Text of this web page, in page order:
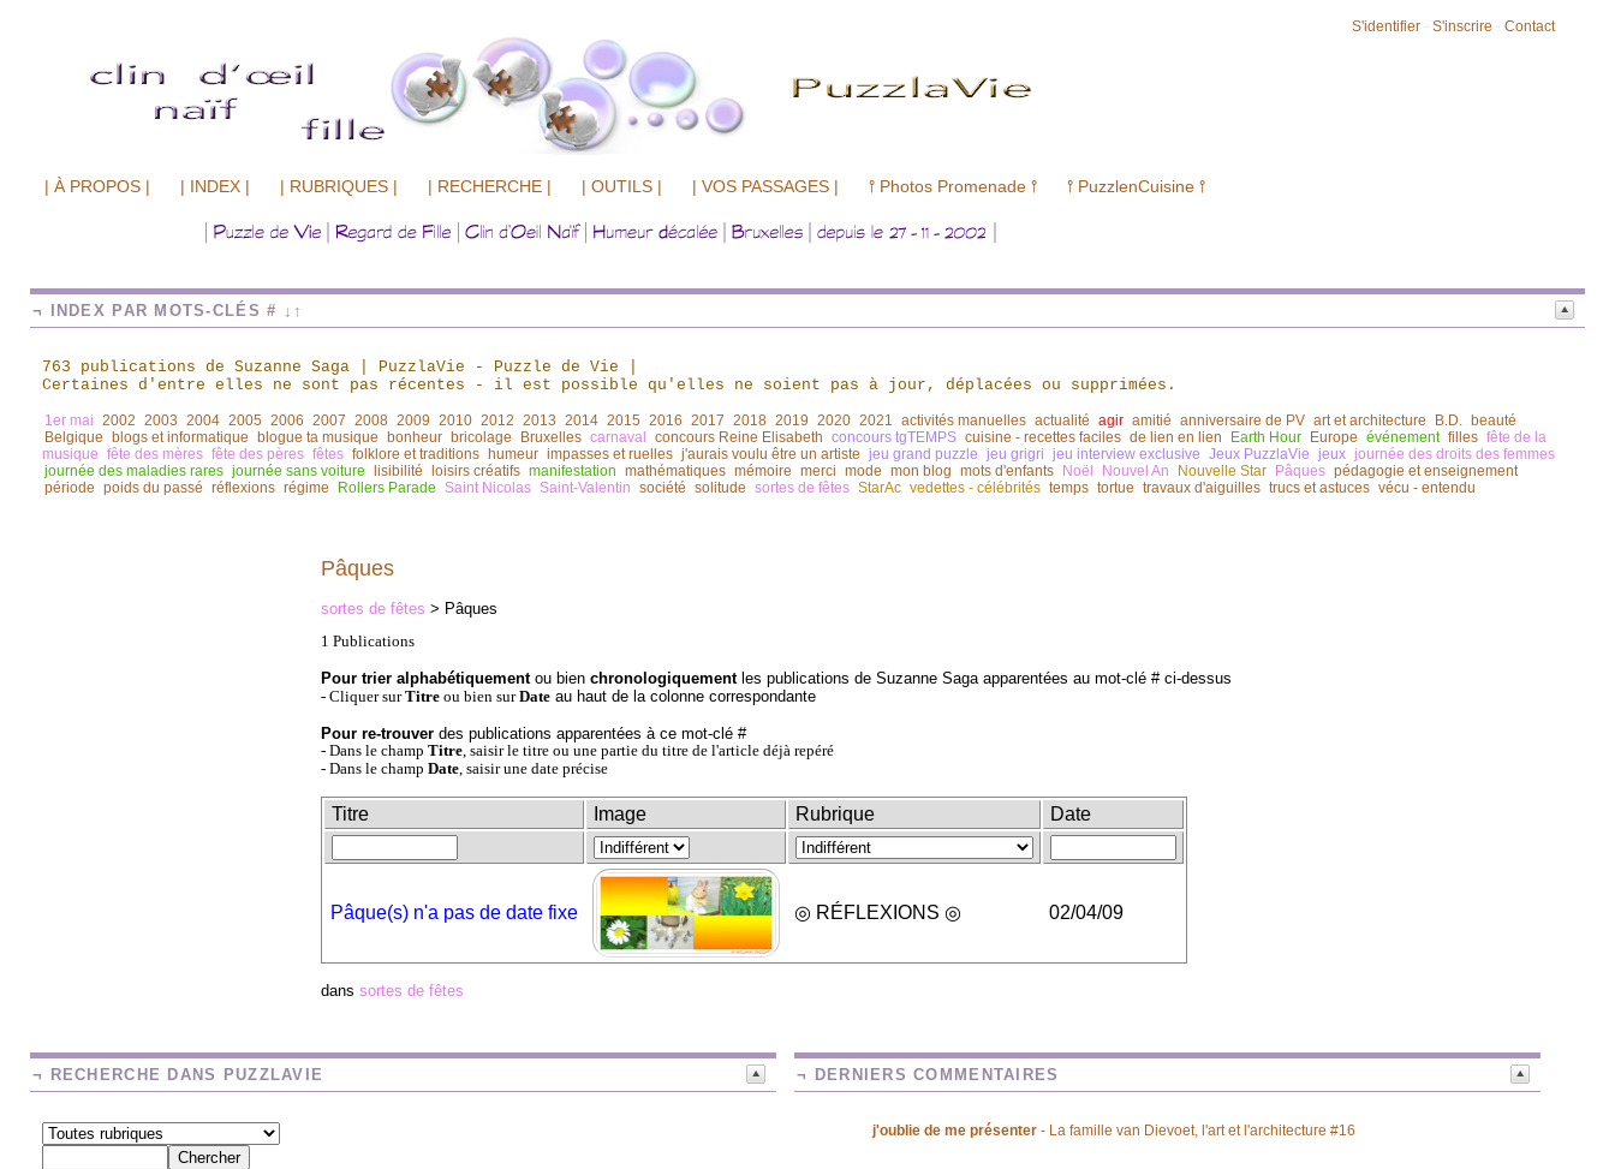
S'identifier - S'inscrire - Contact
| À PROPOS | | INDEX | | RUBRIQUES | | RECHERCHE | | OUTILS | | VOS PASSAGES | ⫯ Photos Promenade ⫯ ⫯ PuzzlenCuisine ⫯
¬ INDEX PAR MOTS-CLÉS # ↓↑
763 publications de Suzanne Saga | PuzzlaVie - Puzzle de Vie
Certaines d'entre elles ne sont pas récentes
- il est possible qu'elles ne soient pas à jour, déplacées ou supprimées.
1er mai 2002 2003 2004 2005 2006 2007 2008 2009 2010 2012 2013 2014 2015 2016 2017 2018 2019 2020 2021 activités manuelles actualité agir amitié anniversaire de PV art et architecture B.D. beauté
Belgique
blogs et informatique blogue ta musique bonheur bricolage Bruxelles carnaval concours Reine Elisabeth concours tgTEMPS cuisine - recettes faciles de lien en lien Earth Hour Europe événement filles fête de la
musique fête des mères fête des pères fêtes folklore et traditions humeur impasses et ruelles j'aurais voulu être un artiste jeu grand puzzle jeu grigri jeu interview exclusive Jeux PuzzlaVie jeux journée des droits des femmes
journée des maladies rares journée sans voiture lisibilité loisirs créatifs manifestation mathématiques mémoire merci mode mon blog mots d'enfants Noël Nouvel An Nouvelle Star Pâques pédagogie et enseignement
période poids du passé réflexions régime Rollers Parade Saint Nicolas Saint-Valentin société solitude sortes de fêtes StarAc vedettes - célébrités temps tortue travaux d'aiguilles trucs et astuces vécu - entendu
Pâques
sortes de fêtes > Pâques
1 Publications
Pour trier alphabétiquementou bien chronologiquementles publications de Suzanne Saga apparentées au mot-clé # ci-dessus
- Cliquer surTitre ou bien surDate au haut de la colonne correspondante
Pour re-trouver des publications apparentées à ce mot-clé #
- Dans le champ Titre , saisir le titre ou une partie du titre de l'article déjà repéré
- Dans le champ Date , saisir une date précise
Titre Image Rubrique Date
Pâque(s) n'a pas de date fixe ◎ RÉFLEXIONS ◎ 02/04/09
dans sortes de fêtes
¬ RECHERCHE DANS PUZZLAVIE ¬ DERNIERS COMMENTAIRES
j'oublie de me présenter - La famille van Dievoet, l'art et l'architecture #16